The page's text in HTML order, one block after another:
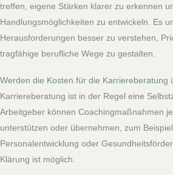
treffen, eigene Stärken klarer zu erkennen
Handlungsmöglichkeiten zu entwickeln. Es
Herausforderungen besser zu verstehen,
tragfähige berufliche Wege zu gestalten.
Werden die Kosten für die Karriereberatung
Karriereberatung ist in der Regel eine
Arbeitgeber können Coachingmaßnahmen
unterstützen oder übernehmen, zum
Personalentwicklung oder
Klärung ist möglich.